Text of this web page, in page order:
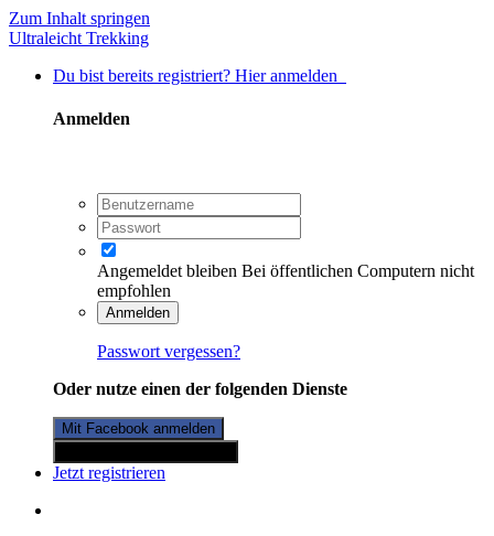
Zum Inhalt springen
Ultraleicht Trekking
Du bist bereits registriert? Hier anmelden
Anmelden
Angemeldet bleiben Bei öffentlichen Computern nicht
empfohlen
Anmelden
Passwort vergessen?
Oder nutze einen der folgenden Dienste
Mit Facebook anmelden
Jetzt registrieren